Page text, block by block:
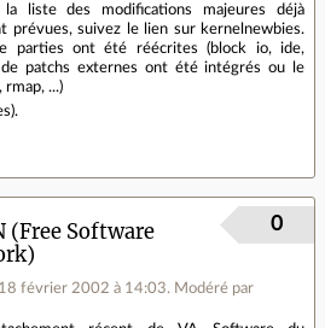
liste des modifications majeures déjà
prévues, suivez le lien sur kernelnewbies.
parties ont été réécrites (block io, ide,
patchs externes ont été intégrés ou le
...)
).
(Free Software
18 février 2002 à 14:03. Modéré par
0